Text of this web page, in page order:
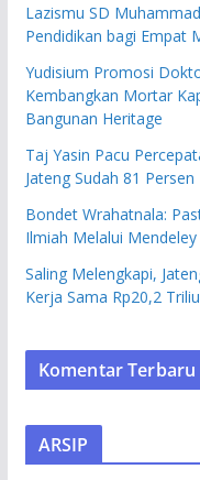
Lazismu SD
Pendidikan bagi Empat
Yudisium Promosi
Kembangkan Mortar
Bangunan Heritage
Taj Yasin Pacu
Jateng Sudah 81 Persen
Bondet Wrahatnala:
Ilmiah Melalui
Saling Melengkapi,
Kerja Sama Rp20,2
Komentar Terbaru
ARSIP